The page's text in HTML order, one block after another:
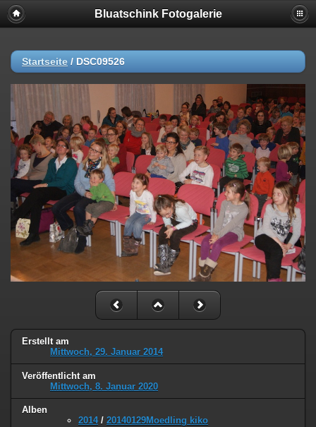
Bluatschink Fotogalerie
Startseite / DSC09526
Erstellt am
Mittwoch, 29. Januar 2014
Veröffentlicht am
Mittwoch, 8. Januar 2020
Alben
2014/ 20140129Moedling kiko